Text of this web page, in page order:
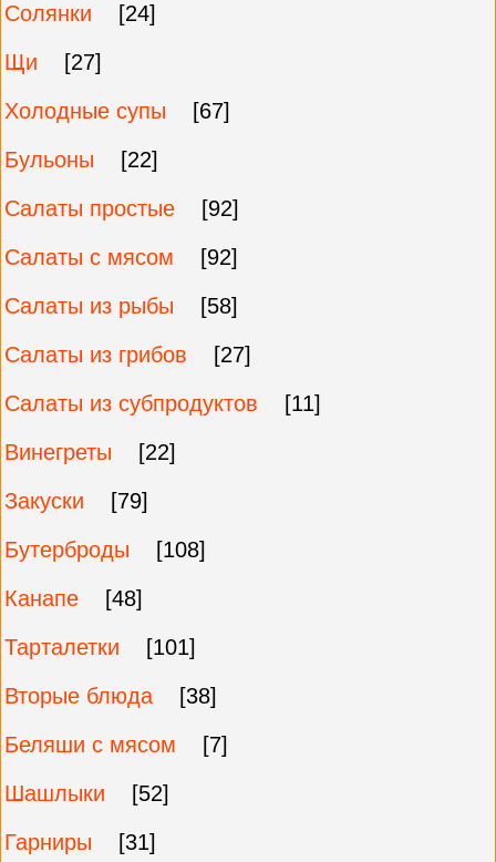
Солянки
[24]
Щи
[27]
Холодные супы
[67]
Бульоны
[22]
Салаты простые
[92]
Салаты с мясом
[92]
Салаты из рыбы
[58]
Салаты из грибов
[27]
Салаты из субпродуктов
[11]
Винегреты
[22]
Закуски
[79]
Бутерброды
[108]
Канапе
[48]
Тарталетки
[101]
Вторые блюда
[38]
Беляши с мясом
[7]
Шашлыки
[52]
Гарниры
[31]